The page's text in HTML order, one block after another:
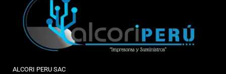
ALCORI PERU SAC